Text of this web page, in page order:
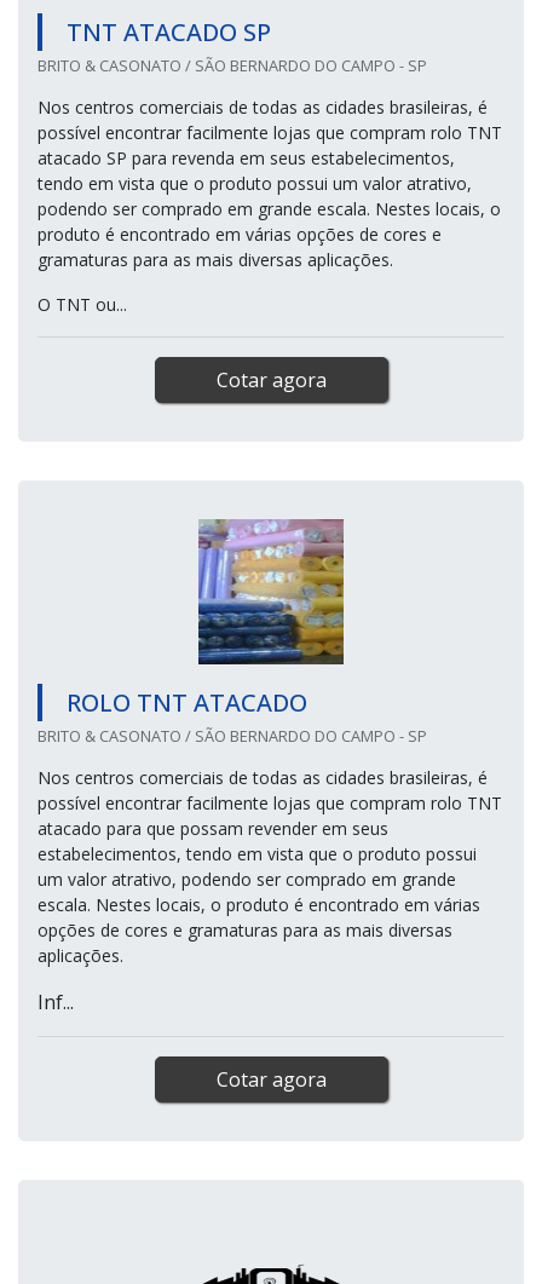
TNT ATACADO SP
BRITO & CASONATO / SÃO BERNARDO DO CAMPO - SP
Nos centros comerciais de todas as cidades brasileiras, é
possível encontrar facilmente lojas que compram rolo TNT
atacado SP para revenda em seus estabelecimentos,
tendo em vista que o produto possui um valor atrativo,
podendo ser comprado em grande escala. Nestes locais, o
produto é encontrado em várias opções de cores e
gramaturas para as mais diversas aplicações.
O TNT ou...
Cotar agora
ROLO TNT ATACADO
BRITO & CASONATO / SÃO BERNARDO DO CAMPO - SP
Nos centros comerciais de todas as cidades brasileiras, é
possível encontrar facilmente lojas que compram rolo TNT
atacado para que possam revender em seus
estabelecimentos, tendo em vista que o produto possui
um valor atrativo, podendo ser comprado em grande
escala. Nestes locais, o produto é encontrado em várias
opções de cores e gramaturas para as mais diversas
aplicações.
Inf...
Cotar agora